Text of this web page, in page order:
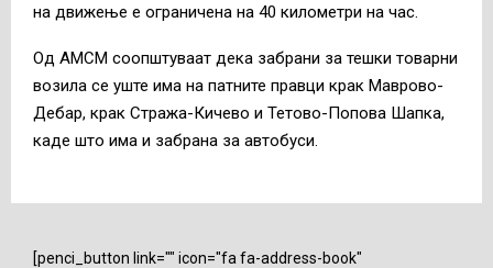
на движење е ограничена на 40 километри на час.
Од АМСМ соопштуваат дека забрани за тешки товарни
возила се уште има на патните правци крак Маврово-
Дебар, крак Стража-Кичево и Тетово-Попова Шапка,
каде што има и забрана за автобуси.
[penci_button link="" icon="fa fa-address-book"